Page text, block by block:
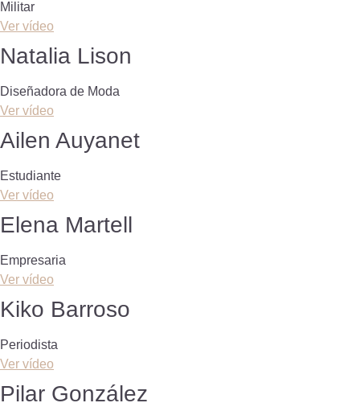
Militar
Ver vídeo
Natalia Lison
Diseñadora de Moda
Ver vídeo
Ailen Auyanet
Estudiante
Ver vídeo
Elena Martell
Empresaria
Ver vídeo
Kiko Barroso
Periodista
Ver vídeo
Pilar González